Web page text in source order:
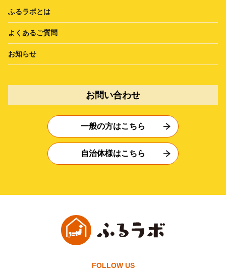
ふるラボとは
よくあるご質問
お知らせ
お問い合わせ
一般の方はこちら
自治体様はこちら
FOLLOW US